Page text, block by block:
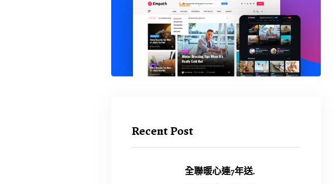
Recent Post
全聯暖心連7年送.